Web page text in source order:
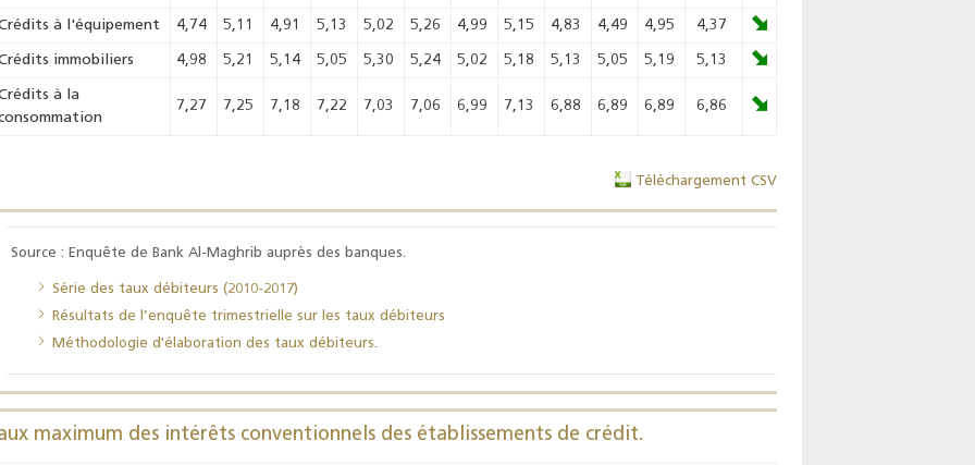
à l'équipement 4,74 5,11 4,91 5,13 5,02 5,26 4,99 5,15 4,83 4,49 4,95 4,37
immobiliers 4,98 5,21 5,14 5,05 5,30 5,24 5,02 5,18 5,13 5,05 5,19 5,13
à la
7,27 7,25 7,18 7,22 7,03 7,06 6,99 7,13 6,88 6,89 6,89 6,86
Téléchargement CSV
Source : Enquête de Bank Al-Maghrib auprès des banques.
Série des taux débiteurs (2010-2017)
Résultats de l’enquête trimestrielle sur les taux débiteurs
Méthodologie d'élaboration des taux débiteurs.
maximum des intérêts conventionnels des établissements de crédit.
de l’enquête de
conjoncture - 2026
monétaires - 2026